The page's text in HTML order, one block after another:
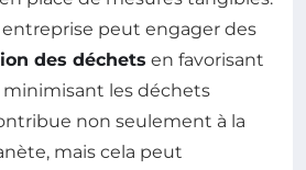
peut engager des
des déchets en favorisant
minimisant les déchets
non seulement à la
mais cela peut